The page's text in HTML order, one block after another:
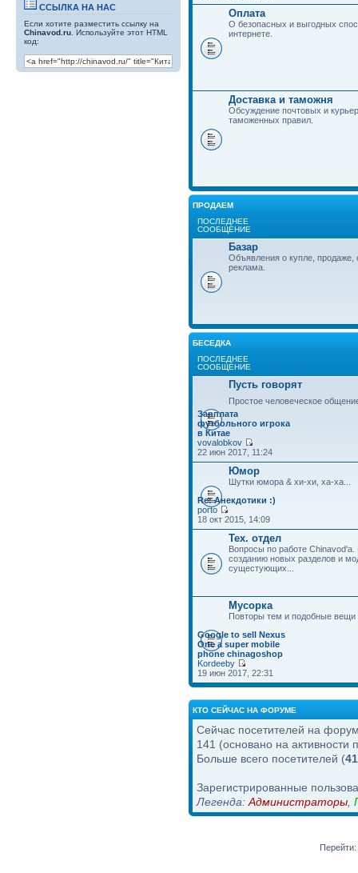
ССЫЛКА НА НАС
Если хотите разместить ссылку на
Chinavod.ru . Используйте этот HTML
код:
Оплата
О безопасных и выгодных
интернете.
Доставка и таможня
Обсуждение почтовых и
таможенных правил.
ПРОДАЕМ
ПОСЛЕДНЕЕ
СООБЩЕНИЕ
Базар
Объявления о купле, продаже,
реклама.
БЕСЕДКА
ПОСЛЕДНЕЕ
СООБЩЕНИЕ
Пусть говорят
Простое человеческое
Зарплата
футбольного игрока
в Китае
vovalobkov
22 июн 2017, 11:24
Юмор
Шутки юмора & хи-хи, ха-ха...
Re: Анекдотики :)
porto
18 окт 2015, 14:09
Тех. отдел
Вопросы по работе
созданию новых разделов и
сущестующих...
Мусорка
Повторы тем и подобные вещи
Google to sell Nexus
One a super mobile
phone chinagoshop
Kordeeby
19 июн 2017, 22:31
КТО СЕЙЧАС НА ФОРУМЕ
Сейчас посетителей на
141 (основано на активности
Больше всего посетителей (
Зарегистрированные
Легенда: Администраторы
Перейти: